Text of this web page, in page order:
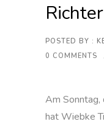
POSTED BY :
0 COMMENTS
Am
hat Wiebke